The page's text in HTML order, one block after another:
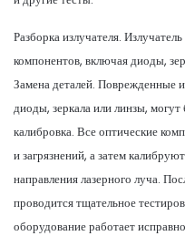
Разборка излучателя.
компонентов, включая диоды,
Замена деталей. Поврежденные
диоды, зеркала или линзы,
калибровка. Все оптические
и загрязнений, а затем
направления лазерного луча.
проводится тщательное
оборудование работает